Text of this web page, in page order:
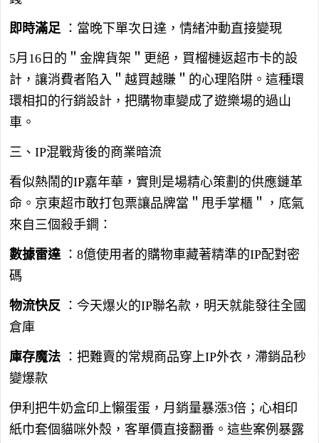
即時滿足 ：當晚下單次日達，情緒沖動直接變現
5月16日的＂金牌貨架＂更絕，買榴槤返超市卡的設
計，讓消費者陷入＂越買越賺＂的心理陷阱。這種環
環相扣的行銷設計，把購物車變成了遊樂場的過山
車。
三、IP混戰背後的商業暗流
看似熱鬧的IP嘉年華，實則是場精心策劃的供應鏈革
命。京東超市敢打包票讓品牌當＂甩手掌櫃＂，底氣
來自三個殺手鐧：
數據雷達 ：8億使用者的購物車藏著精準的IP配對密
碼
物流快反
：今天爆火的IP聯名款，明天就能發往全國
倉庫
庫存魔法 ：把難賣的常規商品穿上IP外衣，滯銷品秒
變爆款
伊利把牛奶盒印上懶蛋蛋，月銷量暴漲3倍；心相印
紙巾套個貓咪外殼，客單價直接翻番。這些案例暴露